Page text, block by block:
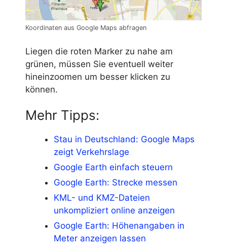
Koordinaten aus Google Maps abfragen
Liegen die roten Marker zu nahe am
grünen, müssen Sie eventuell weiter
hineinzoomen um besser klicken zu
können.
Mehr Tipps:
Stau in Deutschland: Google Maps
zeigt Verkehrslage
Google Earth einfach steuern
Google Earth: Strecke messen
KML- und KMZ-Dateien
unkompliziert online anzeigen
Google Earth: Höhenangaben in
Meter anzeigen lassen